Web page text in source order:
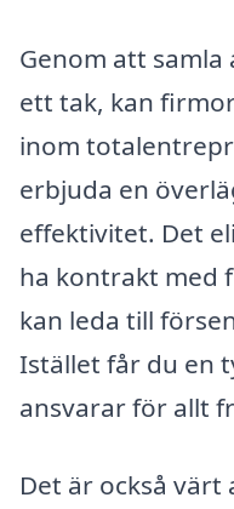
Genom att
ett tak, kan
inom
erbjuda en
effektivitet. Det
ha kontrakt med
kan leda till
Istället får du en
ansvarar för allt
Det är också